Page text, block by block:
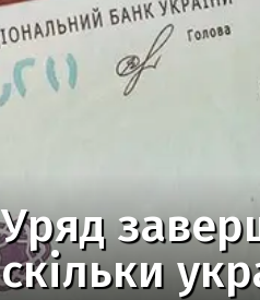
Уряд
скільки